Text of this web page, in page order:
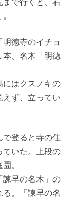
徳寺のイチョ
本、名木「明徳
はクスノキの
ず、立ってい
登ると寺の住
いた。上段の
。
諫早の名木」の
。「諫早の名